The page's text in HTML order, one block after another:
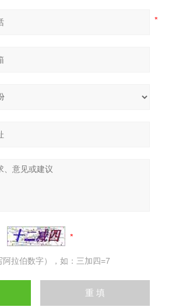
拉伯数字），如：三加四=7